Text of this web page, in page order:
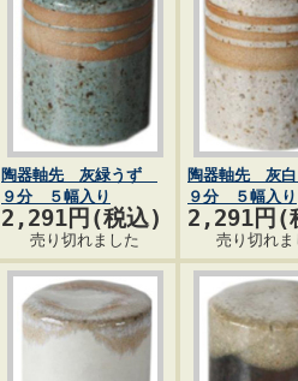
陶器軸先 灰緑うず
９分 ５幅入り
2,291円(税込)
売り切れました
陶器軸先 灰
９分 ５幅入り
2,291円(
売り切れま